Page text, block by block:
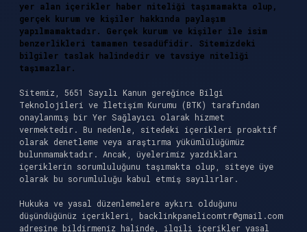
yer alan içerikler haber niteliği taşımamakta olup,
gerçek kurum ve kişiler hakkında paylaşım
yapılmamaktadır. Gerçek kurum ve kişiler ile isim
benzerlikleri tamamen tesadüfidir. Sitemizdeki
bilgiler taslak halindedir ve tavsiye niteliği
taşımazlar.
Sitemiz, 5651 Sayılı Kanun gereğince Bilgi
Teknolojileri ve İletişim Kurumu (BTK) tarafından
onaylanmış bir Yer Sağlayıcı olarak hizmet
vermektedir. Bu nedenle, sitedeki içerikleri proaktif
olarak denetleme veya araştırma yükümlülüğümüz
bulunmamaktadır. Ancak, üyelerimiz yazdıkları
içeriklerin sorumluluğunu taşımakta olup, siteye üye
olarak bu sorumluluğu kabul etmiş sayılırlar.
Hukuka ve yasal düzenlemelere aykırı olduğunu
düşündüğünüz içerikleri, backlinkpanelicomtr@gmail.com
adresine bildirmeniz halinde, ilgili içerikler yasal